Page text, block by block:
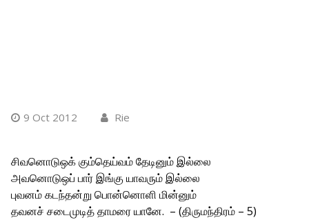
9 Oct 2012 Rie
சிவனொடுஒக் கும்தெய்வம் தேடினும் இல்லை
அவனொடுஒப் பார் இங்கு யாவரும் இல்லை
புவனம் கடந்தன்று பொன்னொளி மின்னும்
தவனச் சடைமுடித் தாமரை யானே. – (திருமந்திரம் – 5)